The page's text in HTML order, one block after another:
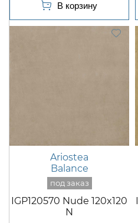
Ariostea
Balance
IGP120570 Nude 120x120
N